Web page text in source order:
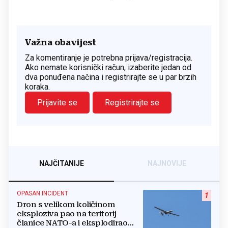
Važna obavijest
Za komentiranje je potrebna prijava/registracija.
Ako nemate korisnički račun, izaberite jedan od
dva ponuđena načina i registrirajte se u par brzih
koraka.
Prijavite se
Registrirajte se
NAJČITANIJE NAJNOVIJE
1
OPASAN INCIDENT
Dron s velikom količinom
eksploziva pao na teritorij
članice NATO-a i eksplodirao